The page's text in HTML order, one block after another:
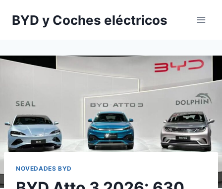
BYD y Coches eléctricos
NOVEDADES BYD